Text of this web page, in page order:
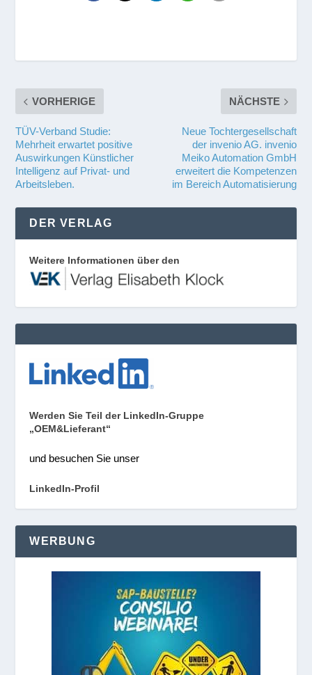
VORHERIGE
TÜV-Verband Studie:
Mehrheit erwartet positive
Auswirkungen Künstlicher
Intelligenz auf Privat- und
Arbeitsleben.
NÄCHSTE
Neue Tochtergesellschaft
der invenio AG. invenio
Meiko Automation GmbH
erweitert die Kompetenzen
im Bereich Automatisierung
DER VERLAG
Weitere Informationen über den
Werden Sie Teil der LinkedIn-Gruppe
„OEM&Lieferant“
und besuchen Sie unser
LinkedIn-Profil
WERBUNG